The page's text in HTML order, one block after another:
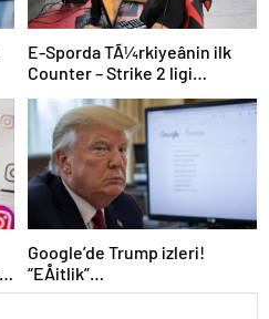
E-Sporda TÃ¼rkiyeânin ilk
Counter – Strike 2 ligi
Google’de Trump izleri!
“EÅitlik”
ilkesiÂ rafaÂ kaldÄ±rÄ±lÄ±yor,